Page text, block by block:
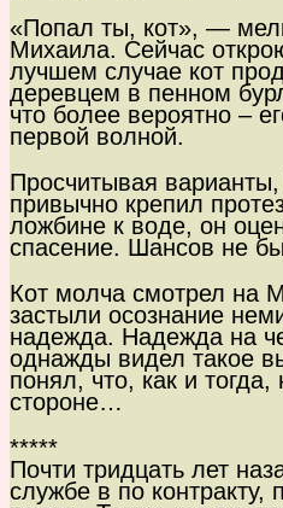
«Попал ты, кот», —
Михаила. Сейчас
лучшем случае кот
деревцем в пенном
что более вероятно –
первой волной.
Просчитывая
привычно крепил
ложбине к воде, он
спасение. Шансов не
Кот молча смотрел на
застыли осознание
надежда. Надежда на
однажды видел такое
понял, что, как и
стороне…
*****
Почти тридцать лет
службе в по контракту,